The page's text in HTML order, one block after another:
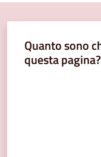
Quanto sono
questa pagina?